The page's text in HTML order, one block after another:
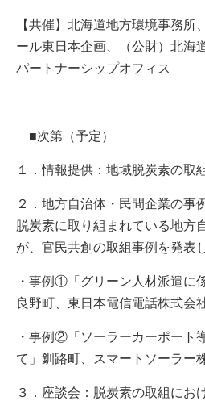
【共催】北海道地方環境事務所
ール東日本企画、（公財）北海
パートナーシップオフィス
■次第（予定）
１．情報提供：地域脱炭素の取
２．地方自治体・民間企業の事
脱炭素に取り組まれている地方
が、官民共創の取組事例を発表
・事例①「グリーン人材派遣に
良野町、東日本電信電話株式会
・事例②「ソーラーカーポート
て」釧路町、スマートソーラー
３．座談会：脱炭素の取組にお